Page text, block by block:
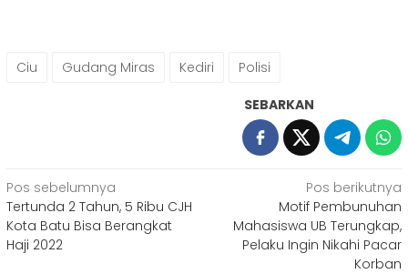
Ciu Gudang Miras Kediri Polisi
SEBARKAN
Navigasi
pos
Pos sebelumnya
Tertunda 2 Tahun, 5 Ribu CJH
Kota Batu Bisa Berangkat
Haji 2022
Pos berikutnya
Motif Pembunuhan
Mahasiswa UB Terungkap,
Pelaku Ingin Nikahi Pacar
Korban